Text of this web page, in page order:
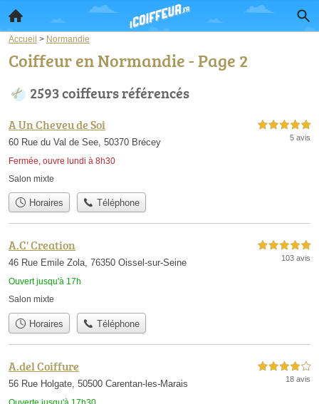
Accueil > Normandie
Coiffeur en Normandie - Page 2
2593 coiffeurs référencés
A Un Cheveu de Soi
60 Rue du Val de See, 50370 Brécey
Fermée, ouvre lundi à 8h30
5,0 étoiles sur 5
5 avis
Salon mixte
Horaires Téléphone
A.C' Creation
46 Rue Emile Zola, 76350 Oissel-sur-Seine
Ouvert jusqu'à 17h
5,0 étoiles sur 5
103 avis
Salon mixte
Horaires Téléphone
A.del Coiffure
56 Rue Holgate, 50500 Carentan-les-Marais
4,0 étoiles sur 5
18 avis